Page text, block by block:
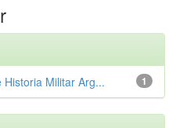
1
Historia Militar Arg...